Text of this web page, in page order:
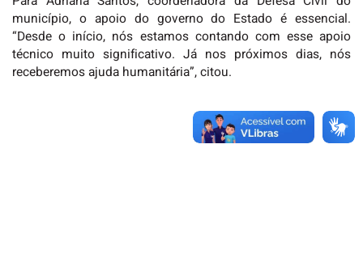
município, o apoio do governo do Estado é essencial.
“Desde o início, nós estamos contando com esse apoio
técnico muito significativo. Já nos próximos dias, nós
receberemos ajuda humanitária”, citou.